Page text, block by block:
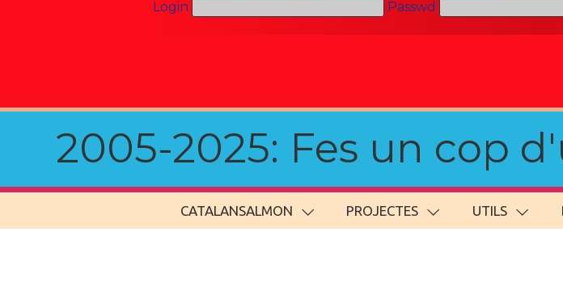
Login Passwd
2005-2025: Fes un cop
CATALANSALMON PROJECTES UTILS